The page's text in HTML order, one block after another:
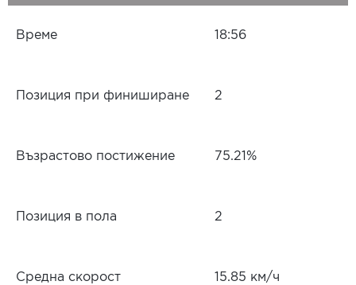
Време 18:56
Позиция при финиширане 2
Възрастово постижение 75.21%
Позиция в пола 2
Средна скорост 15.85 км/ч